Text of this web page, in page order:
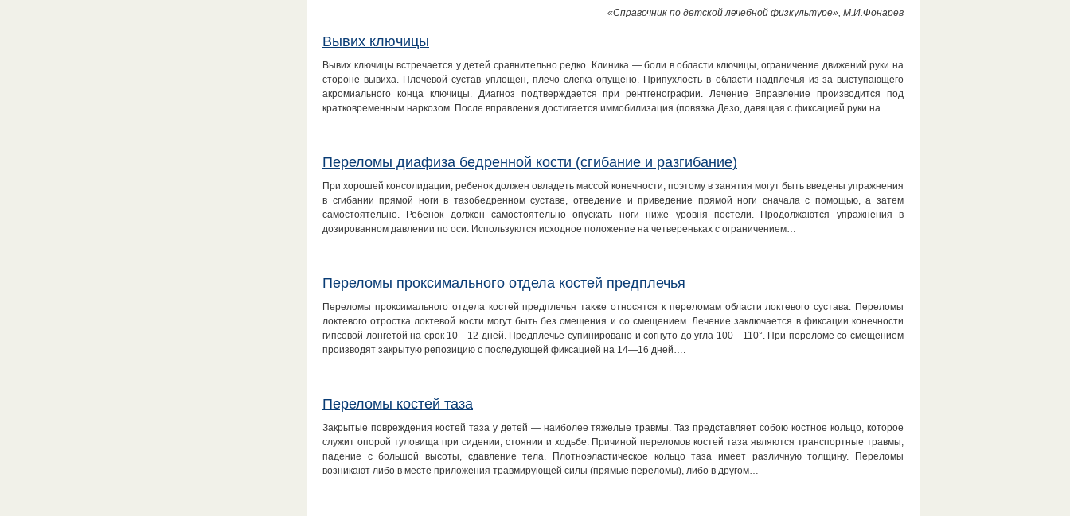
«Справочник по детской лечебной физкультуре», М.И.Фонарев
Вывих ключицы
Вывих ключицы встречается у детей сравнительно редко. Клиника — боли в области ключицы, ограничение движений руки на
стороне вывиха. Плечевой сустав уплощен, плечо слегка опущено. Припухлость в области надплечья из-за выступающего
акромиального конца ключицы. Диагноз подтверждается при рентгенографии. Лечение Вправление производится под
кратковременным наркозом. После вправления достигается иммобилизация (повязка Дезо, давящая с фиксацией руки на…
Переломы диафиза бедренной кости (сгибание и разгибание)
При хорошей консолидации, ребенок должен овладеть массой конечности, поэтому в занятия могут быть введены упражнения
в сгибании прямой ноги в тазобедренном суставе, отведение и приведение прямой ноги сначала с помощью, а затем
самостоятельно. Ребенок должен самостоятельно опускать ноги ниже уровня постели. Продолжаются упражнения в
дозированном давлении по оси. Используются исходное положение на четвереньках с ограничением…
Переломы проксимального отдела костей предплечья
Переломы проксимального отдела костей предплечья также относятся к переломам области локтевого сустава. Переломы
локтевого отростка локтевой кости могут быть без смещения и со смещением. Лечение заключается в фиксации конечности
гипсовой лонгетой на срок 10—12 дней. Предплечье супинировано и согнуто до угла 100—110°. При переломе со смещением
производят закрытую репозицию с последующей фиксацией на 14—16 дней….
Переломы костей таза
Закрытые повреждения костей таза у детей — наиболее тяжелые травмы. Таз представляет собою костное кольцо, которое
служит опорой туловища при сидении, стоянии и ходьбе. Причиной переломов костей таза являются транспортные травмы,
падение с большой высоты, сдавление тела. Плотноэластическое кольцо таза имеет различную толщину. Переломы
возникают либо в месте приложения травмирующей силы (прямые переломы), либо в другом…